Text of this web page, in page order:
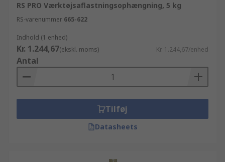
RS PRO Værktøjsaflastningsophængning, 5 kg
RS-varenummer 665-622
Indhold (1 enhed)
Kr. 1.244,67(ekskl. moms) Kr. 1.244,67/enhed
Antal
Tilføj
Datasheets